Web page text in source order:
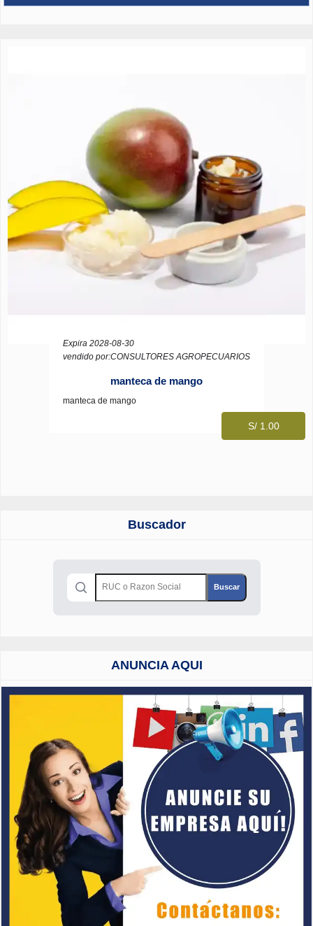
para caminar o trotar por las mañanas. estamos ubicados a 5
Expira 2028-08-30
vendido por:CONSULTORES AGROPECUARIOS
manteca de mango
manteca de mango
S/ 1.00
Buscador
ANUNCIA AQUI